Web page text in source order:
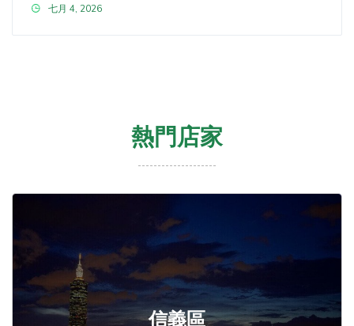
七月 4, 2026
熱門店家
信義區